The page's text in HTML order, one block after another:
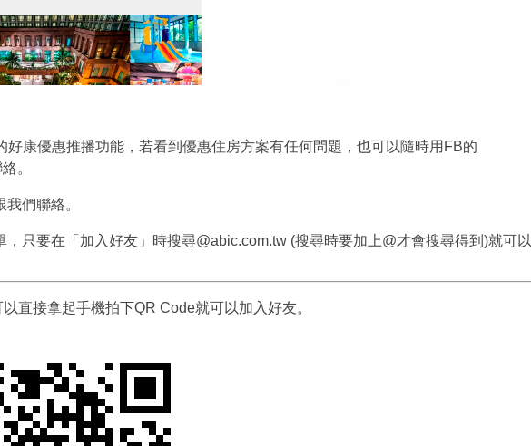
好康優惠推播功能，若看到優惠住房方案有任何問題，也可以隨時用FB的
。
們聯絡。
，只要在「加入好友」時搜尋@abic.com.tw (搜尋時要加上@才會搜尋得到)就可以
直接拿起手機拍下QR Code就可以加入好友。